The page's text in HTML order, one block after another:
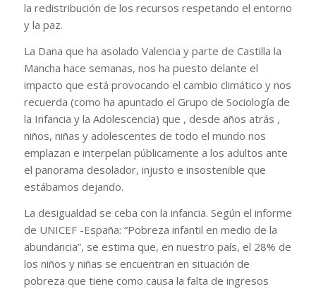
la redistribución de los recursos respetando el entorno
y la paz.
La Dana que ha asolado Valencia y parte de Castilla la
Mancha hace semanas, nos ha puesto delante el
impacto que está provocando el cambio climático y nos
recuerda (como ha apuntado el Grupo de Sociología de
la Infancia y la Adolescencia) que , desde años atrás ,
niños, niñas y adolescentes de todo el mundo nos
emplazan e interpelan públicamente a los adultos ante
el panorama desolador, injusto e insostenible que
estábamos dejando.
La desigualdad se ceba con la infancia. Según el informe
de UNICEF -España: “Pobreza infantil en medio de la
abundancia”, se estima que, en nuestro país, el 28% de
los niños y niñas se encuentran en situación de
pobreza que tiene como causa la falta de ingresos